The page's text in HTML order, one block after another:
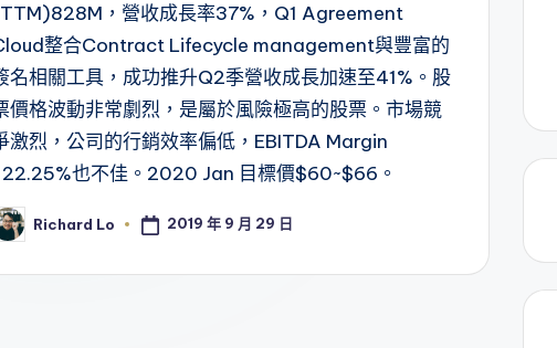
，營收成長率37%，Q1 Agreement
整合Contract Lifecycle management與豐富的
名相關工具，成功推升Q2季營收成長加速至41%。股
價格波動非常劇烈，是屬於風險極高的股票。市場競
激烈，公司的行銷效率偏低，EBITDA Margin
也不佳。2020 Jan 目標價$60~$66。
Richard Lo 2019 年 9 月 29 日